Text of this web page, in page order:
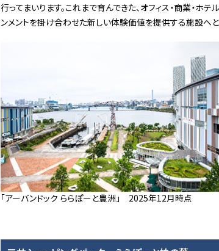
行ってまいります。これまで育んできた、オフィス・商業・ホ
ンメントを掛け合わせた新しい体験価値を提供する施設へと
「アーバンドック ららぽーと豊洲」 2025年12月時点